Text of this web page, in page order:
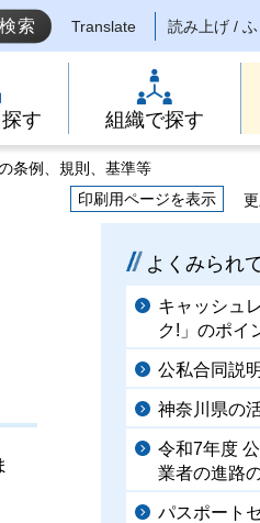
Translate 読み上げ /
す 組織で探す
条例、規則、基準等
印刷用ページを表示
よくみられ
キャッシュ
ク!」のポイ
公私合同説
神奈川県の
令和7年度
業者の進路
パスポート